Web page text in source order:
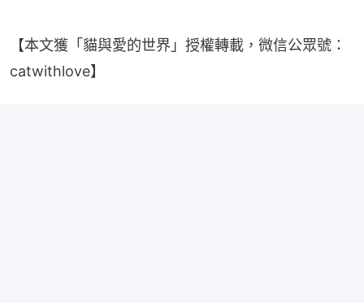
【本文獲「貓與愛的世界」授權轉載，微信公眾號：
catwithlove】